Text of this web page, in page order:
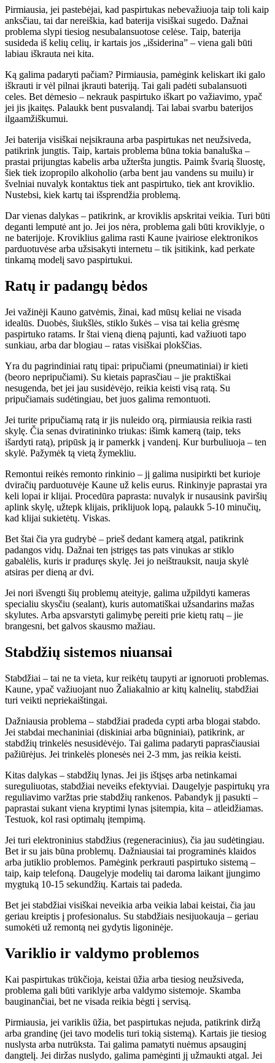
Pirmiausia, jei pastebėjai, kad paspirtukas nebevažiuoja taip toli kaip
anksčiau, tai dar nereiškia, kad baterija visiškai sugedo. Dažnai
problema slypi tiesiog nesubalansuotose celėse. Taip, baterija
susideda iš kelių celių, ir kartais jos „išsiderina” – viena gali būti
labiau iškrauta nei kita.
Ką galima padaryti pačiam? Pirmiausia, pamėgink keliskart iki galo
iškrauti ir vėl pilnai įkrauti bateriją. Tai gali padėti subalansuoti
celes. Bet dėmesio – nekrauk paspirtuko iškart po važiavimo, ypač
jei jis įkaitęs. Palaukk bent pusvalandį. Tai labai svarbu baterijos
ilgaamžiškumui.
Jei baterija visiškai neįsikrauna arba paspirtukas net neužsiveda,
patikrink jungtis. Taip, kartais problema būna tokia banaluška –
prastai prijungtas kabelis arba užteršta jungtis. Paimk švarią šluostę,
šiek tiek izopropilo alkoholio (arba bent jau vandens su muilu) ir
švelniai nuvalyk kontaktus tiek ant paspirtuko, tiek ant kroviklio.
Nustebsi, kiek kartų tai išsprendžia problemą.
Dar vienas dalykas – patikrink, ar kroviklis apskritai veikia. Turi būti
deganti lemputė ant jo. Jei jos nėra, problema gali būti kroviklyje, o
ne baterijoje. Kroviklius galima rasti Kaune įvairiose elektronikos
parduotuvėse arba užsisakyti internetu – tik įsitikink, kad perkate
tinkamą modelį savo paspirtukui.
Ratų ir padangų bėdos
Jei važinėji Kauno gatvėmis, žinai, kad mūsų keliai ne visada
idealūs. Duobės, šiukšlės, stiklo šukės – visa tai kelia grėsmę
paspirtuko ratams. Ir štai vieną dieną pajunti, kad važiuoti tapo
sunkiau, arba dar blogiau – ratas visiškai plokščias.
Yra du pagrindiniai ratų tipai: pripučiami (pneumatiniai) ir kieti
(beoro nepripučiami). Su kietais paprasčiau – jie praktiškai
nesugenda, bet jei jau susidėvėjo, reikia keisti visą ratą. Su
pripučiamais sudėtingiau, bet juos galima remontuoti.
Jei turite pripučiamą ratą ir jis nuleido orą, pirmiausia reikia rasti
skylę. Čia senas dviratininko triukas: išimk kamerą (taip, teks
išardyti ratą), pripūsk ją ir pamerkk į vandenį. Kur burbuliuoja – ten
skylė. Pažymėk tą vietą žymekliu.
Remontui reikės remonto rinkinio – jį galima nusipirkti bet kurioje
dviračių parduotuvėje Kaune už kelis eurus. Rinkinyje paprastai yra
keli lopai ir klijai. Procedūra paprasta: nuvalyk ir nusausink paviršių
aplink skylę, užtepk klijais, priklijuok lopą, palaukk 5-10 minučių,
kad klijai sukietėtų. Viskas.
Bet štai čia yra gudrybė – prieš dedant kamerą atgal, patikrink
padangos vidų. Dažnai ten įstrigęs tas pats vinukas ar stiklo
gabalėlis, kuris ir praduręs skylę. Jei jo neištrauksit, nauja skylė
atsiras per dieną ar dvi.
Jei nori išvengti šių problemų ateityje, galima užpildyti kameras
specialiu skysčiu (sealant), kuris automatiškai užsandarins mažas
skylutes. Arba apsvarstyti galimybę pereiti prie kietų ratų – jie
brangesni, bet galvos skausmo mažiau.
Stabdžių sistemos niuansai
Stabdžiai – tai ne ta vieta, kur reikėtų taupyti ar ignoruoti problemas.
Kaune, ypač važiuojant nuo Žaliakalnio ar kitų kalnelių, stabdžiai
turi veikti nepriekaištingai.
Dažniausia problema – stabdžiai pradeda cypti arba blogai stabdo.
Jei stabdai mechaniniai (diskiniai arba būgniniai), patikrink, ar
stabdžių trinkelės nesusidėvėjo. Tai galima padaryti paprasčiausiai
pažiūrėjus. Jei trinkelės plonesės nei 2-3 mm, jas reikia keisti.
Kitas dalykas – stabdžių lynas. Jei jis ištįsęs arba netinkamai
sureguliuotas, stabdžiai neveiks efektyviai. Daugelyje paspirtukų yra
reguliavimo varžtas prie stabdžių rankenos. Pabandyk jį pasukti –
paprastai sukant viena kryptimi lynas įsitempia, kita – atleidžiamas.
Testuok, kol rasi optimalų įtempimą.
Jei turi elektroninius stabdžius (regeneracinius), čia jau sudėtingiau.
Bet ir su jais būna problemų. Dažniausiai tai programinės klaidos
arba jutiklio problemos. Pamėgink perkrauti paspirtuko sistemą –
taip, kaip telefoną. Daugelyje modelių tai daroma laikant įjungimo
mygtuką 10-15 sekundžių. Kartais tai padeda.
Bet jei stabdžiai visiškai neveikia arba veikia labai keistai, čia jau
geriau kreiptis į profesionalus. Su stabdžiais nesijuokauja – geriau
sumokėti už remontą nei gydytis ligoninėje.
Variklio ir valdymo problemos
Kai paspirtukas trūkčioja, keistai ūžia arba tiesiog neužsiveda,
problema gali būti variklyje arba valdymo sistemoje. Skamba
bauginančiai, bet ne visada reikia bėgti į servisą.
Pirmiausia, jei variklis ūžia, bet paspirtukas nejuda, patikrink diržą
arba grandinę (jei tavo modelis turi tokią sistemą). Kartais jie tiesiog
nuslysta arba nutrūksta. Tai galima pamatyti nuėmus apsauginį
dangtelį. Jei diržas nuslydo, galima pamėginti jį užmaukti atgal. Jei